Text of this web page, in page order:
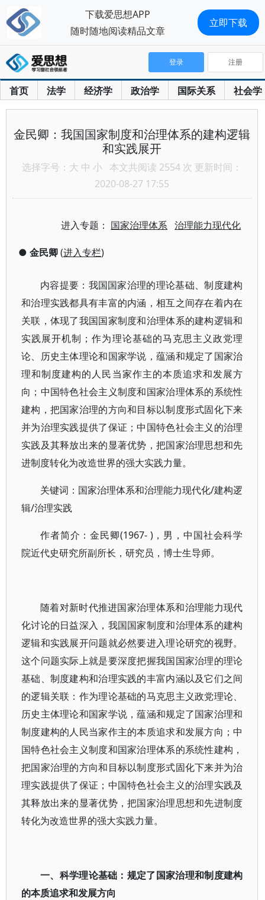
首页 法学 经济学 政治学 国际关系 社会学
登录 注册
金民卿：我国国家制度和治理体系的建构逻辑
和实践展开
选择字号： 大 中 小 本文共阅读 2554 次 更新时间：
2020-08-27 17:55
进入专题： 国家治理体系 治理能力现代化
● 金民卿(进入专栏)
内容提要：我国国家治理的理论基础、制度建构
和治理实践都具有丰富的内涵，相互之间存在着内在
关联，体现了我国国家制度和治理体系的建构逻辑和
实践展开机制；作为理论基础的马克思主义政党理
论、历史主体理论和国家学说，蕴涵和规定了国家治
理和制度建构的人民当家作主的本质追求和发展方
向；中国特色社会主义制度和国家治理体系的系统性
建构，把国家治理的方向和目标以制度形式固化下来
并为治理实践提供了保证；中国特色社会主义的治理
实践及其释放出来的显著优势，把国家治理思想和先
进制度转化为改造世界的强大实践力量。
关键词：国家治理体系和治理能力现代化/建构逻
辑/治理实践
作者简介：金民卿(1967- )，男，中国社会科学
院近代史研究所副所长，研究员，博士生导师。
随着对新时代推进国家治理体系和治理能力现代
化讨论的日益深入，我国国家制度和治理体系的建构
逻辑和实践展开问题就必然要进入理论研究的视野。
这个问题实际上就是要深度把握我国国家治理的理论
基础、制度建构和治理实践的丰富内涵以及它们之间
的逻辑关联：作为理论基础的马克思主义政党理论、
历史主体理论和国家学说，蕴涵和规定了国家治理和
制度建构的人民当家作主的本质追求和发展方向；中
国特色社会主义制度和国家治理体系的系统性建构，
把国家治理的方向和目标以制度形式固化下来并为治
理实践提供了保证；中国特色社会主义的治理实践及
其释放出来的显著优势，把国家治理思想和先进制度
转化为改造世界的强大实践力量。
一、科学理论基础：规定了国家治理和制度建构
的本质追求和发展方向
下载爱思想APP
随时随地阅读精品文章
立即下载